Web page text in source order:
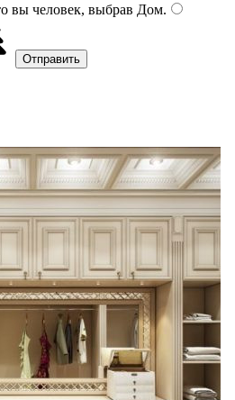
вы человек, выбрав Дом.